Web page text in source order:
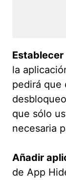
la
pedirá que
que sólo
necesaria
Añadir
de App